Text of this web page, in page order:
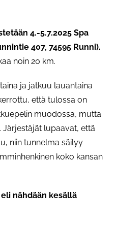
4.-5.7.2025 Spa
407, 74595 Runni).
noin 20 km.
ja jatkuu lauantaina
että tulossa on
muodossa, mutta
Järjestäjät lupaavat, että
niin tunnelma säilyy
koko kansan
nähdään kesällä